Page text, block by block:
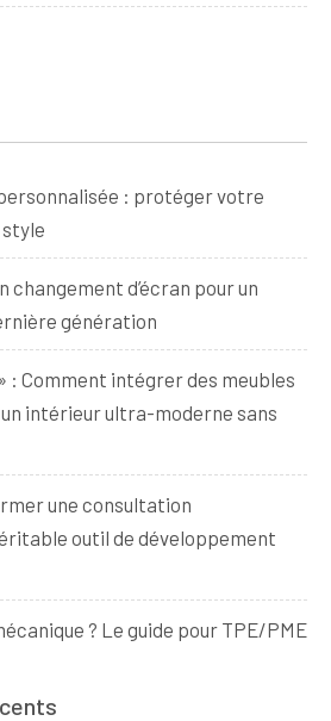
: protéger votre
changement d’écran pour un
génération
: Comment intégrer des meubles
intérieur ultra-moderne sans
une consultation
outil de développement
? Le guide pour TPE/PME